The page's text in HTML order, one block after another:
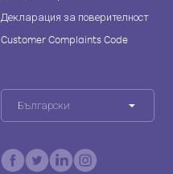
Декларация за поверителност
Customer Complaints Code
Български